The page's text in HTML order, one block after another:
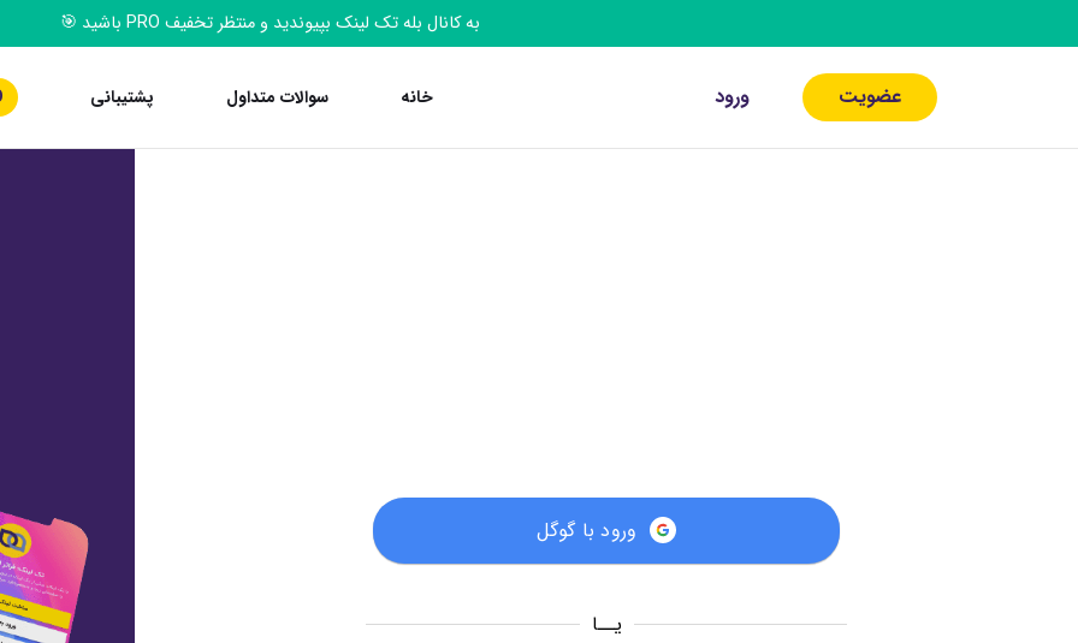
به کانال بله تک‌ لینک بپیوندید و منتظر تخفیف PRO باشید 🎯
خانه سوالات متداول پشتیبانی ورود عضویت
ورود با گوگل
یــا